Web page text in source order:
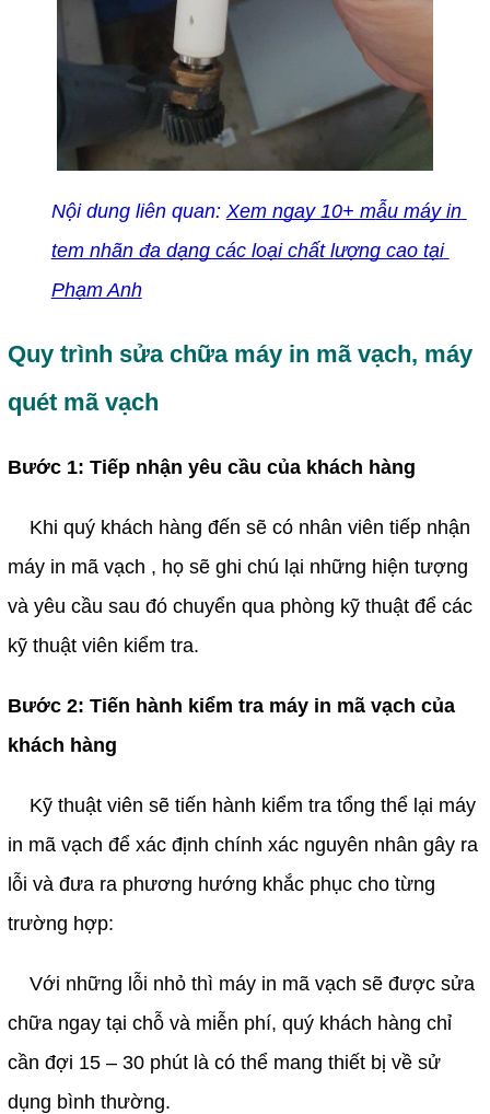
Nội dung liên quan: Xem ngay 10+ mẫu máy in
tem nhãn đa dạng các loại chất lượng cao tại
Phạm Anh
Quy trình sửa chữa máy in mã vạch, máy
quét mã vạch
Bước 1: Tiếp nhận yêu cầu của khách hàng
Khi quý khách hàng đến sẽ có nhân viên tiếp nhận
máy in mã vạch , họ sẽ ghi chú lại những hiện tượng
và yêu cầu sau đó chuyển qua phòng kỹ thuật để các
kỹ thuật viên kiểm tra.
Bước 2: Tiến hành kiểm tra máy in mã vạch của
khách hàng
Kỹ thuật viên sẽ tiến hành kiểm tra tổng thể lại máy
in mã vạch để xác định chính xác nguyên nhân gây ra
lỗi và đưa ra phương hướng khắc phục cho từng
trường hợp:
Với những lỗi nhỏ thì máy in mã vạch sẽ được sửa
chữa ngay tại chỗ và miễn phí, quý khách hàng chỉ
cần đợi 15 – 30 phút là có thể mang thiết bị về sử
dụng bình thường.